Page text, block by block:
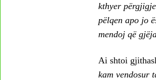
kthyer
pëlqen apo jo
mendoj që
Ai shtoi
kam vendosur